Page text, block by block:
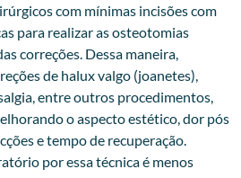
com mínimas incisões com
para realizar as osteotomias
correções. Dessa maneira,
de halux valgo (joanetes),
entre outros procedimentos,
o aspecto estético, dor pós
e tempo de recuperação.
por essa técnica é menos